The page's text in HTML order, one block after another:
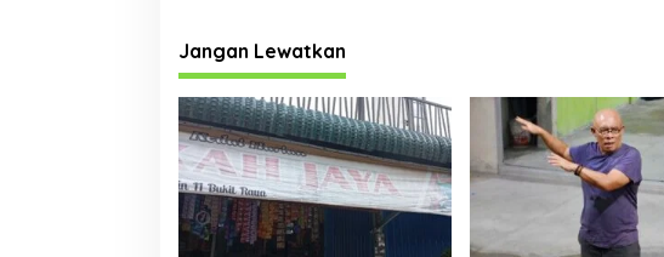
i
p
o
s
Jangan Lewatkan